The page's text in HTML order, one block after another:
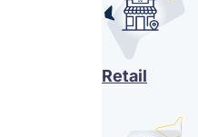
Retail